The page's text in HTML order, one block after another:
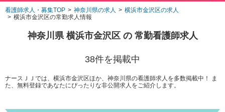
看護師求人・募集TOP 神奈川県の求人
横浜市金沢区の求人
横浜市金沢区の常勤求人情報
神奈川県 横浜市金沢区の 常勤看護師求人
38件を掲載中
ナースＪＪでは、横浜市金沢区ほか、神奈川県の看護師求人を多数掲載中！ ま
た、無料登録であなたにぴったりな非公開求人をご紹介します。